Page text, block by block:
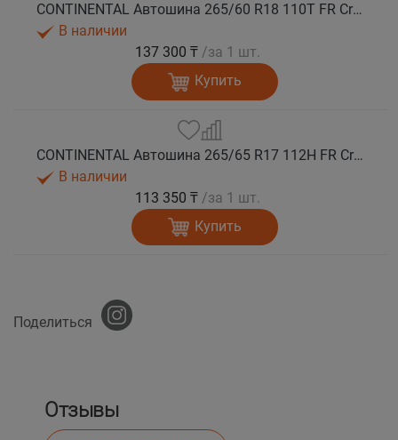
CONTINENTAL Автошина 265/60 R18 110T FR CrossContact ATR лето
В наличии
137 300 ₸ /за 1 шт.
Купить
CONTINENTAL Автошина 265/65 R17 112H FR CrossContact ATR лето
В наличии
113 350 ₸ /за 1 шт.
Купить
Поделиться
Отзывы